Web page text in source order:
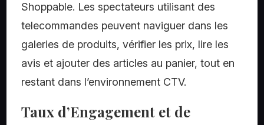
Shoppable. Les spectateurs utilisant des
telecommandes peuvent naviguer dans les
galeries de produits, vérifier les prix, lire les
avis et ajouter des articles au panier, tout en
restant dans l’environnement CTV.
Taux d’Engagement et de